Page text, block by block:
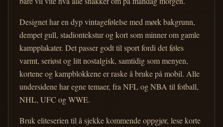
Designet har en dyp vintagefølelse med mørk bakgrunn,
dempet gull, stadiontekstur og kort som minner om gamle
kampplakater. Det passer godt til sport fordi det føles
varmt, seriøst og litt nostalgisk, samtidig som menyen,
kortene og kampblokkene er raske å bruke på mobil. Alle
undersidene har egne temaer, fra NFL og NBA til fotball,
NHL, UFC og WWE.
Bruk eliteserien til å sjekke kommende oppgjør, lese korte